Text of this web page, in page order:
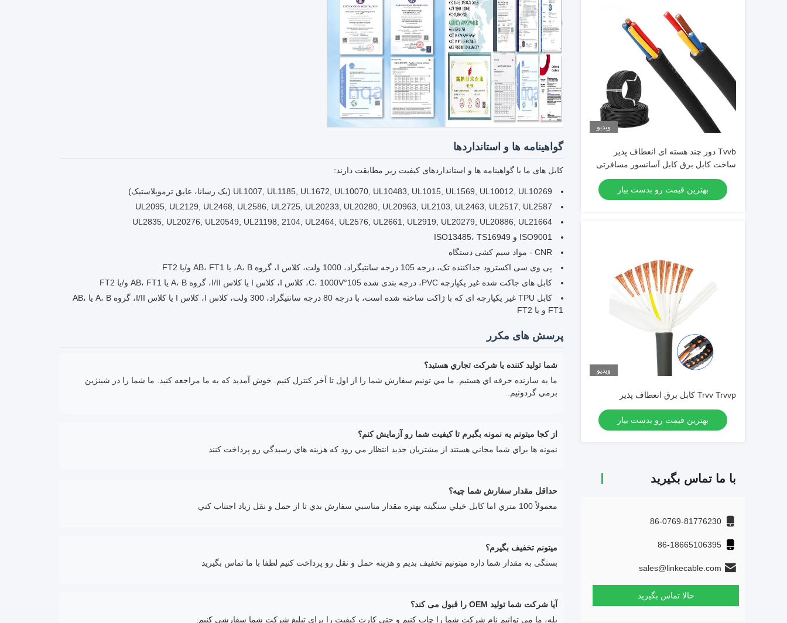
ویدیو
Tvvb دور چند هسته ای انعطاف پذیر
ساخت کابل برق کابل آسانسور مسافرتی
بهترین قیمت رو بدست بیار
ویدیو
Trvv Trvvp کابل برق انعطاف پذیر
بهترین قیمت رو بدست بیار
با ما تماس بگیرید
86-0769-81776230
86-18665106395
sales@linkecable.com
حالا تماس بگیرید
گواهینامه ها و استانداردها
کابل های ما با گواهینامه ها و استانداردهای کیفیت زیر مطابقت دارند:
UL1007, UL1185, UL1672, UL10070, UL10483, UL1015, UL1569, UL10012, UL10269 (یک رسانا، عایق ترموپلاستیک)
UL2095, UL2129, UL2468, UL2586, UL2725, UL20233, UL20280, UL20963, UL2103, UL2463, UL2517, UL2587
UL2835, UL20276, UL20549, UL21198, 2104, UL2464, UL2576, UL2661, UL2919, UL20279, UL20886, UL21664
ISO9001 و ISO13485، TS16949
CNR - مواد سیم کشی دستگاه
پی وی سی اکسترود جداکننده تک، درجه 105 درجه سانتیگراد، 1000 ولت، کلاس I، گروه A، B، یا AB، FT1 و/یا FT2
کابل های جاکت شده غیر یکپارچه PVC، درجه بندی شده 105°C، 1000V، کلاس I، کلاس I یا کلاس I/II، گروه A، B یا AB، FT1 و/یا FT2
کابل TPU غیر یکپارچه ای که با ژاکت ساخته شده است، با درجه 80 درجه سانتیگراد، 300 ولت، کلاس I، کلاس I یا کلاس I/II، گروه A، B یا AB،
FT1 و یا FT2
پرسش های مکرر
شما توليد کننده يا شرکت تجاري هستيد؟
ما يه سازنده حرفه اي هستيم. ما مي تونيم سفارش شما را از اول تا آخر کنترل کنيم. خوش آمديد که به ما مراجعه کنيد. ما شما را در شينژين
برمي گردونيم.
از کجا ميتونم يه نمونه بگيرم تا کیفیت شما رو آزمايش کنم؟
نمونه ها براي شما مجاني هستند از مشتريان جديد انتظار مي رود که هزينه هاي رسيدگي رو پرداخت کنند
حداقل مقدار سفارش شما چيه؟
معمولاً 100 متري اما کابل خيلي سنگينه بهتره مقدار مناسبي سفارش بدي تا از حمل و نقل زياد اجتناب کني
میتونم تخفیف بگیرم؟
بستگی به مقدار شما داره میتونیم تخفیف بدیم و هزینه حمل و نقل رو پرداخت کنیم لطفا با ما تماس بگیرید
آیا شرکت شما تولید OEM را قبول می کند؟
بله، ما می توانیم نام شرکت شما را چاپ کنیم و حتی کارت کیفیت را برای تبلیغ شرکت شما سفارشی کنیم.